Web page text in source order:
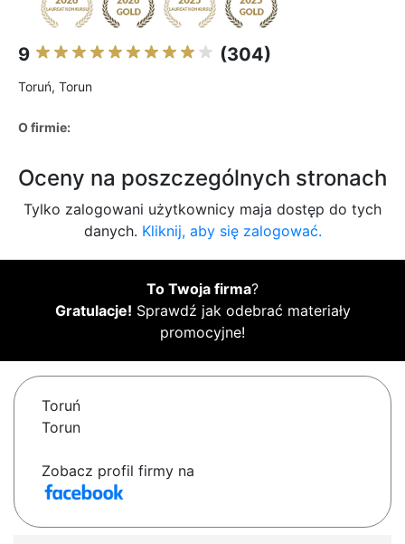
9 (304)
Toruń, Torun
O firmie:
Oceny na poszczególnych stronach
Tylko zalogowani użytkownicy maja dostęp do tych
danych. Kliknij, aby się zalogować.
To Twoja firma?
Gratulacje! Sprawdź jak odebrać materiały
promocyjne!
Toruń
Torun
Zobacz profil firmy na